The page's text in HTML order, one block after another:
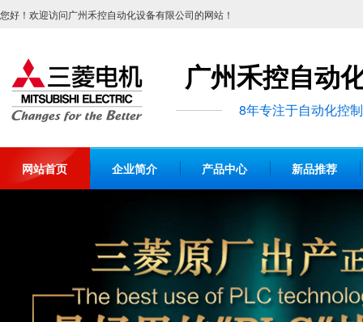
您好！欢迎访问广州禾控自动化设备有限公司的网站！
广州禾控自动
8年专注于自动化控
网站首页 企业简介 产品中心 新品推荐